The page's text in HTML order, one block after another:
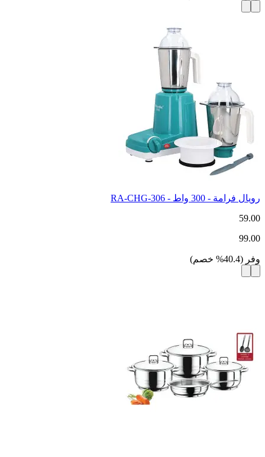
رويال فرامة - 300 واط - RA-CHG-306
59.00
99.00
وفر (
40.4
% خصم)